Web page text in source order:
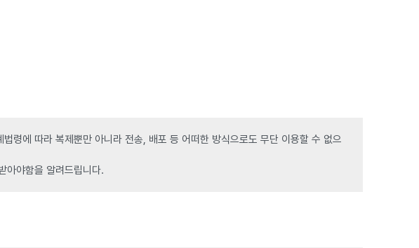
령에 따라 복제뿐만 아니라 전송, 배포 등 어떠한 방식으로도 무단 이용할 수 없으
아야함을 알려드립니다.